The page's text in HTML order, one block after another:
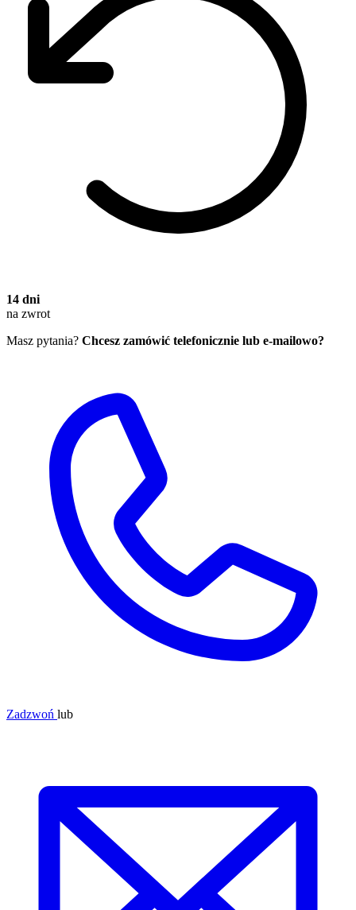
14 dni
na zwrot
Masz pytania? Chcesz zamówić telefonicznie lub e-mailowo?
Zadzwoń lub